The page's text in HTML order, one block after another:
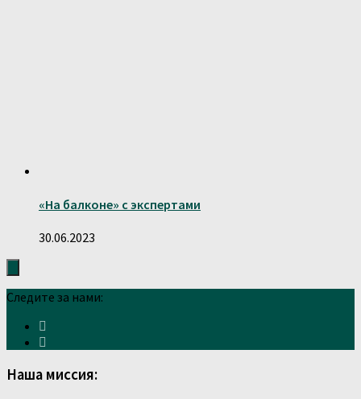
«На балконе» с экспертами
30.06.2023
Следите за нами:
Наша миссия: